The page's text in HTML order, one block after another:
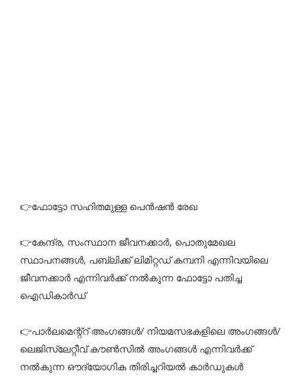
👉ഫോട്ടോ സഹിതമുള്ള പെൻഷൻ രേഖ
👉കേന്ദ്ര, സംസ്ഥാന ജീവനക്കാർ, പൊതുമേഖല
സ്ഥാപനങ്ങൾ, പബ്ലിക്ക് ലിമിറ്റഡ് കമ്പനി എന്നിവയിലെ
ജീവനക്കാർ എന്നിവർക്ക് നൽകുന്ന ഫോട്ടോ പതിച്ച
ഐഡികാർഡ്
👉പാർലമെന്റ്റ് അംഗങ്ങൾ/ നിയമസഭകളിലെ അംഗങ്ങൾ/
ലെജിസ്ലേറ്റീവ് കൗൺസിൽ അംഗങ്ങൾ എന്നിവർക്ക്
നൽകുന്ന ഔദ്യോഗിക തിരിച്ചറിയൽ കാർഡുകൾ